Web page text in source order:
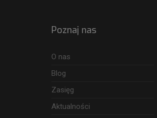
Poznaj nas
O nas
Blog
Zasięg
Aktualności